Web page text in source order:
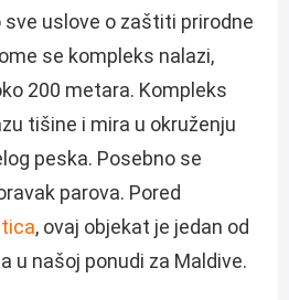
uslove o zaštiti prirodne
se kompleks nalazi,
200 metara. Kompleks
tišine i mira u okruženju
peska. Posebno se
parova. Pored
, ovaj objekat je jedan od
u našoj ponudi za Maldive.